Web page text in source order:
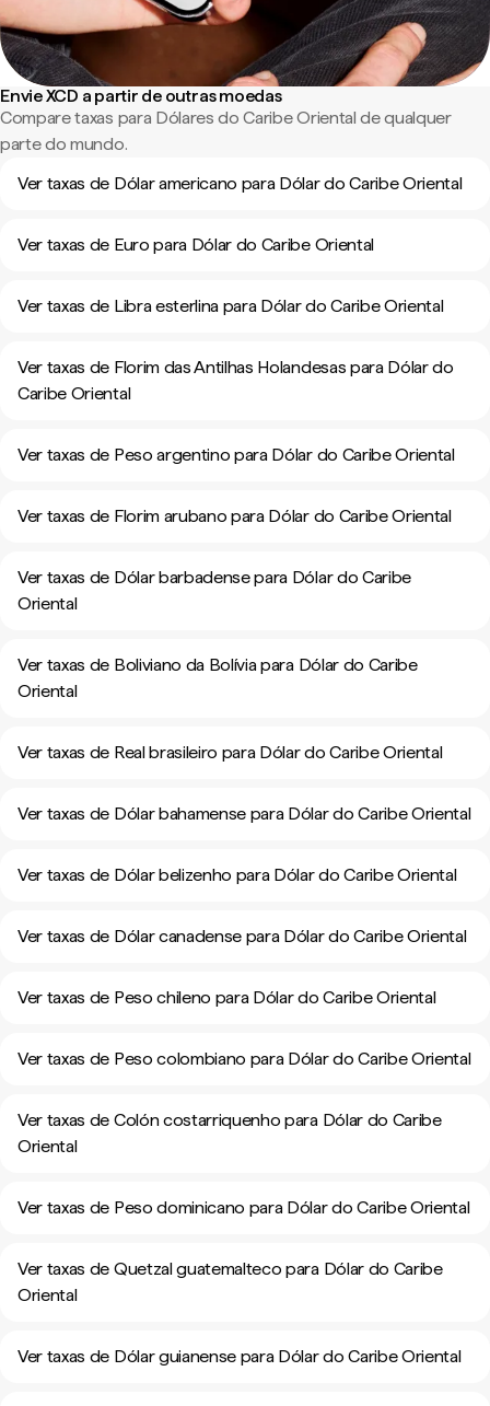
Envie XCD a partir de outras moedas
Compare taxas para Dólares do Caribe Oriental de qualquer
parte do mundo.
Ver taxas de Dólar americano para Dólar do Caribe Oriental
Ver taxas de Euro para Dólar do Caribe Oriental
Ver taxas de Libra esterlina para Dólar do Caribe Oriental
Ver taxas de Florim das Antilhas Holandesas para Dólar do
Caribe Oriental
Ver taxas de Peso argentino para Dólar do Caribe Oriental
Ver taxas de Florim arubano para Dólar do Caribe Oriental
Ver taxas de Dólar barbadense para Dólar do Caribe
Oriental
Ver taxas de Boliviano da Bolívia para Dólar do Caribe
Oriental
Ver taxas de Real brasileiro para Dólar do Caribe Oriental
Ver taxas de Dólar bahamense para Dólar do Caribe Oriental
Ver taxas de Dólar belizenho para Dólar do Caribe Oriental
Ver taxas de Dólar canadense para Dólar do Caribe Oriental
Ver taxas de Peso chileno para Dólar do Caribe Oriental
Ver taxas de Peso colombiano para Dólar do Caribe Oriental
Ver taxas de Colón costarriquenho para Dólar do Caribe
Oriental
Ver taxas de Peso dominicano para Dólar do Caribe Oriental
Ver taxas de Quetzal guatemalteco para Dólar do Caribe
Oriental
Ver taxas de Dólar guianense para Dólar do Caribe Oriental